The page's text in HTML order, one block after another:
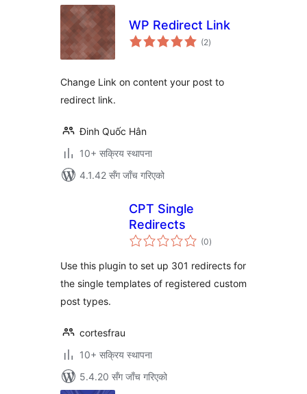
WP Redirect Link
(2कुल
रेटिङ्गहरू
)
Change Link on content your post to
redirect link.
Đinh Quốc Hân
10+ सक्रिय स्थापना
4.1.42 सँग जाँच गरिएको
CPT Single
Redirects
(0कुल
रेटिङ्गहरू
)
Use this plugin to set up 301 redirects for
the single templates of registered custom
post types.
cortesfrau
10+ सक्रिय स्थापना
5.4.20 सँग जाँच गरिएको